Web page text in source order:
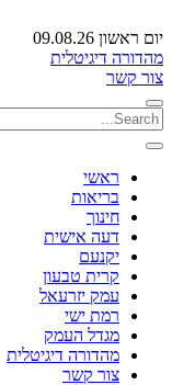
יום ראשון 09.08.26
מהדורה דיגיטלית
צור קשר
ראשי
בריאות
חינוך
דעה אישית
יקנעם
קרית טבעון
עמק יזרעאל
רמת ישי
מגדל העמק
מהדורה דיגיטלית
צור קשר